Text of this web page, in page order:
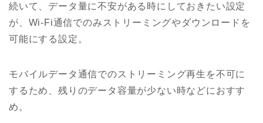
続いて、データ量に不安がある時にしておきたい設定
が、Wi-Fi通信でのみストリーミングやダウンロードを
可能にする設定。
モバイルデータ通信でのストリーミング再生を不可に
するため、残りのデータ容量が少ない時などにおすす
め。